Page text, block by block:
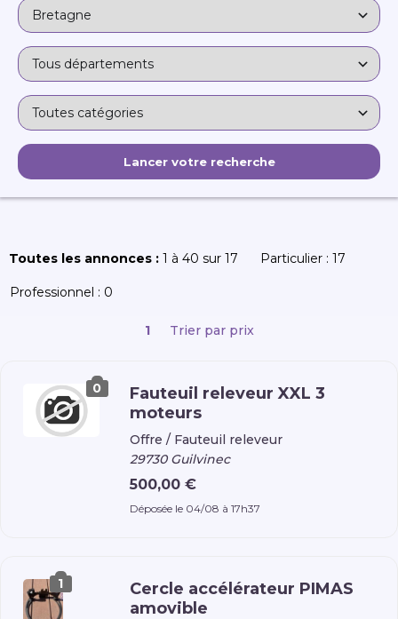
Toutes les annonces : 1 à 40 sur 17 Particulier : 17
Professionnel : 0
1 Trier par prix
0
Fauteuil releveur XXL 3
moteurs
Offre / Fauteuil releveur
29730 Guilvinec
500,00 €
Déposée le 04/08 à 17h37
1
Cercle accélérateur PIMAS
amovible